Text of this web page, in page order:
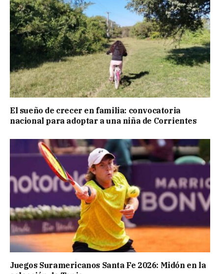
El sueño de crecer en familia: convocatoria
nacional para adoptar a una niña de Corrientes
Juegos Suramericanos Santa Fe 2026: Midón en la